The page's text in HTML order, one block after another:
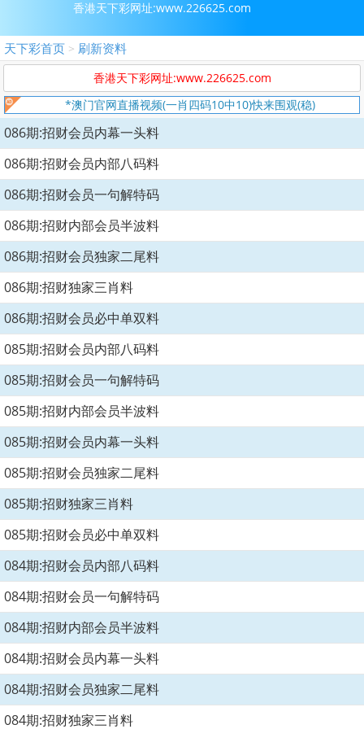
香港天下彩网址:www.226625.com
天下彩首页 > 刷新资料
香港天下彩网址:www.226625.com
*澳门官网直播视频(一肖四码10中10)快来围观(稳)
086期:招财会员内幕一头料
086期:招财会员内部八码料
086期:招财会员一句解特码
086期:招财内部会员半波料
086期:招财会员独家二尾料
086期:招财独家三肖料
086期:招财会员必中单双料
085期:招财会员内部八码料
085期:招财会员一句解特码
085期:招财内部会员半波料
085期:招财会员内幕一头料
085期:招财会员独家二尾料
085期:招财独家三肖料
085期:招财会员必中单双料
084期:招财会员内部八码料
084期:招财会员一句解特码
084期:招财内部会员半波料
084期:招财会员内幕一头料
084期:招财会员独家二尾料
084期:招财独家三肖料